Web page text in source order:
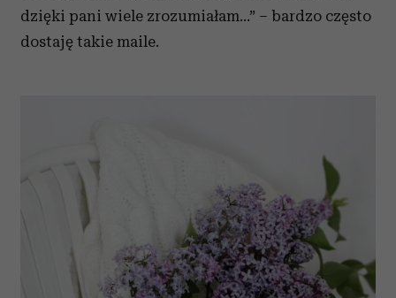
dzięki pani wiele zrozumiałam…” – bardzo często
dostaję takie maile.